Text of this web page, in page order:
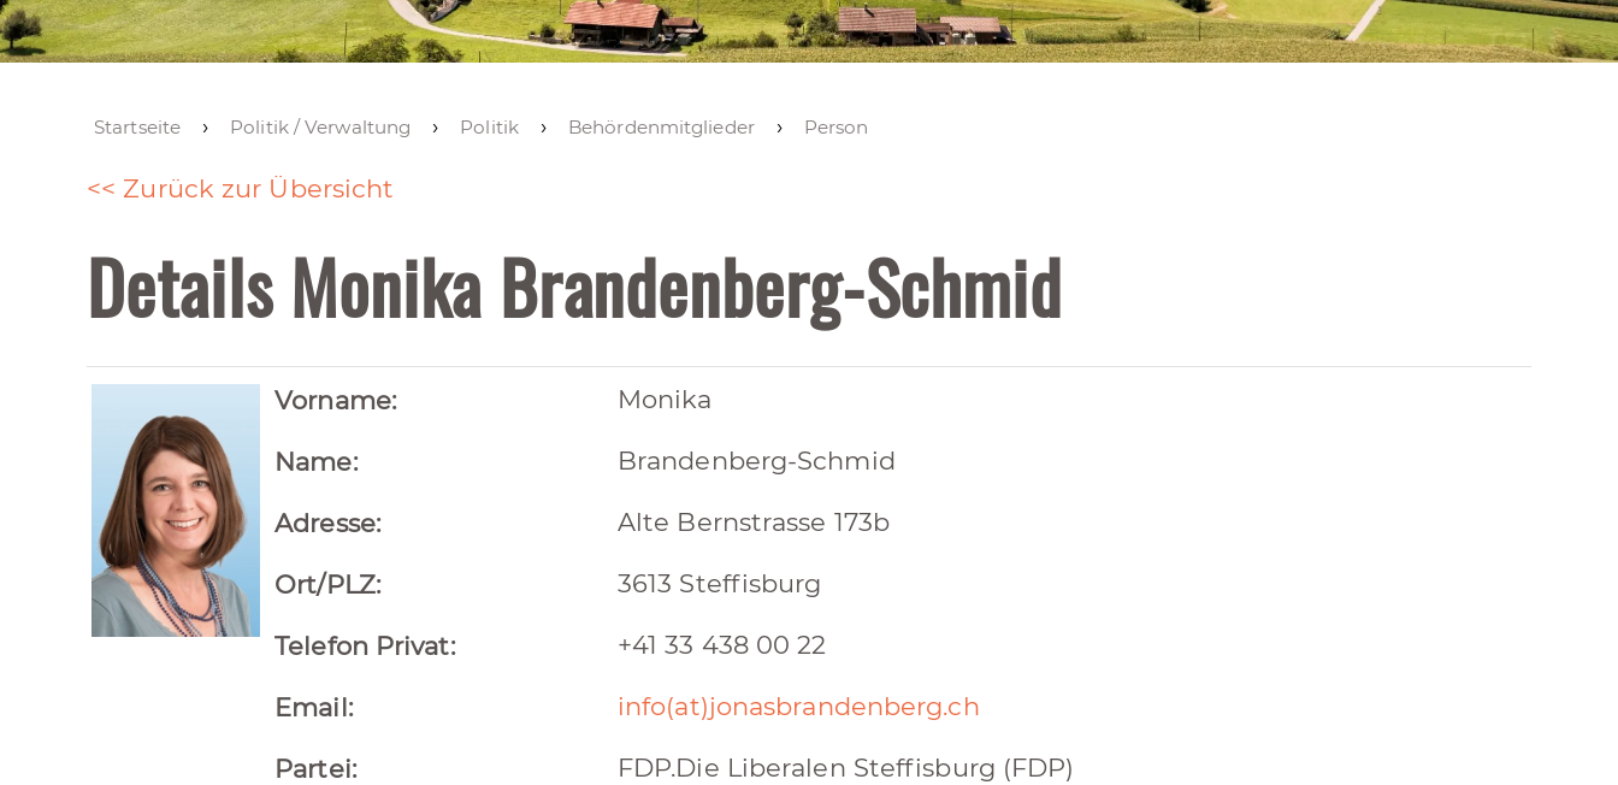
Startseite Politik / Verwaltung Politik Behördenmitglieder Person
<< Zurück zur Übersicht
Details Monika Brandenberg-Schmid
Vorname: Monika
Name: Brandenberg-Schmid
Adresse: Alte Bernstrasse 173b
Ort/PLZ: 3613 Steffisburg
Telefon Privat: +41 33 438 00 22
Email: info(at)jonasbrandenberg.ch
Partei: FDP.Die Liberalen Steffisburg (FDP)